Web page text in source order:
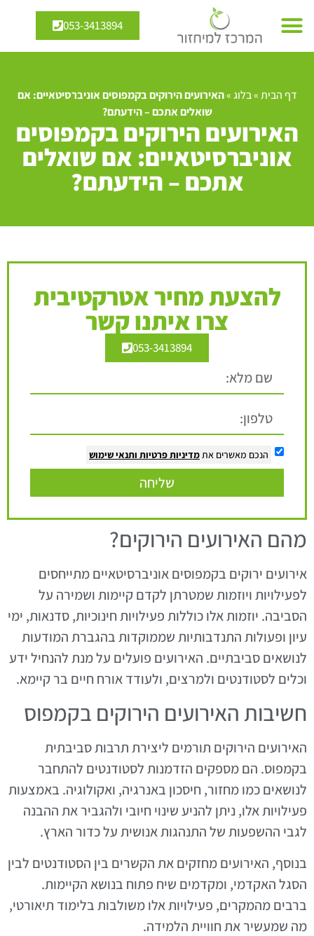
053-3413894
דף הבית»בלוג»האירועים הירוקים בקמפוסים אוניברסיטאיים: אם
שואלים אתכם – הידעתם?
האירועים הירוקים בקמפוסים
אוניברסיטאיים: אם שואלים
אתכם – הידעתם?
להצעת מחיר אטרקטיבית
צרו איתנו קשר
053-3413894
הנכם מאשרים את מדיניות פרטיות ותנאי שימוש
שליחה
מהם האירועים הירוקים?
אירועים ירוקים בקמפוסים אוניברסיטאיים מתייחסים
לפעילויות ויוזמות שמטרתן לקדם קיימות ושמירה על
הסביבה. יוזמות אלו כוללות פעילויות חינוכיות, סדנאות, ימי
עיון ופעולות התנדבותיות שממוקדות בהגברת המודעות
לנושאים סביבתיים. האירועים פועלים על מנת להנחיל ידע
וכלים לסטודנטים ולמרצים, ולעודד אורח חיים בר קיימא.
חשיבות האירועים הירוקים בקמפוס
האירועים הירוקים תורמים ליצירת תרבות סביבתית
בקמפוס. הם מספקים הזדמנות לסטודנטים להתחבר
לנושאים כמו מחזור, חיסכון באנרגיה, ואקולוגיה. באמצעות
פעילויות אלו, ניתן להניע שינוי חיובי ולהגביר את ההבנה
לגבי ההשפעות של התנהגות אנושית על כדור הארץ.
בנוסף, האירועים מחזקים את הקשרים בין הסטודנטים לבין
הסגל האקדמי, ומקדמים שיח פתוח בנושא הקיימות.
ברבים מהמקרים, פעילויות אלו משולבות בלימוד תיאורטי,
מה שמעשיר את חוויית הלמידה.